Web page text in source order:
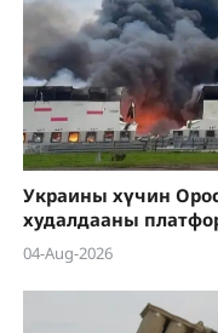
Украины хүчин
худалдааны
хийсээр байна
04-Aug-2026